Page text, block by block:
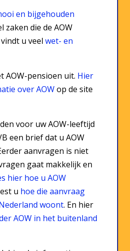
en bijgehouden
zaken die de AOW
u veelwet- en
AOW-pensioen uit. Hier
over AOWop de site
voor uw AOW-leeftijd
een brief dat u AOW
aanvragen is niet
gaat makkelijk en
hier hoe u AOW
u hoe die aanvraag
woont. En hier
AOW in het buitenland